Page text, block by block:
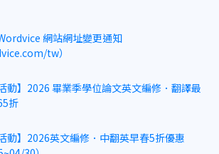
網站網址變更通知
tw）
動】2026 畢業季學位論文英文編修．翻譯最
折
動】2026英文編修．中翻英早春5折優惠